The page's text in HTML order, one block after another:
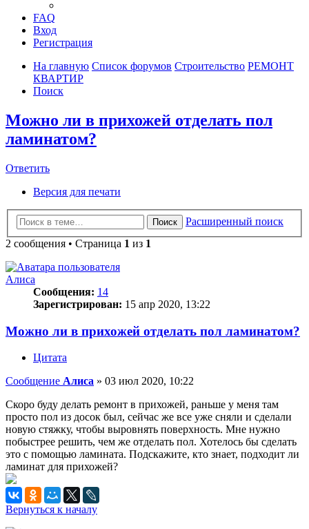
FAQ
Вход
Регистрация
На главную Список форумов Строительство РЕМОНТ
КВАРТИР
Поиск
Можно ли в прихожей отделать пол
ламинатом?
Ответить
Ответить
Версия для печати
Поиск
Расширенный поиск
2 сообщения • Страница 1 из 1
Алиса
Сообщения: 14
Зарегистрирован: 15 апр 2020, 13:22
Можно ли в прихожей отделать пол ламинатом?
Цитата
Сообщение Алиса » 03 июл 2020, 10:22
Скоро буду делать ремонт в прихожей, раньше у меня там
просто пол из досок был, сейчас же все уже сняли и сделали
новую стяжку, чтобы выровнять поверхность. Мне нужно
побыстрее решить, чем же отделать пол. Хотелось бы сделать
это с помощью ламината. Подскажите, кто знает, подходит ли
ламинат для прихожей?
Вернуться к началу